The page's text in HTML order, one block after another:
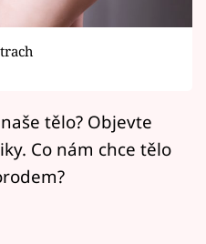
Vary
tělo? Objevte
Co nám chce tělo